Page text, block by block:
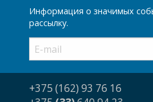
Информация о значимых
рассылку.
+375 (162) 93 76 16